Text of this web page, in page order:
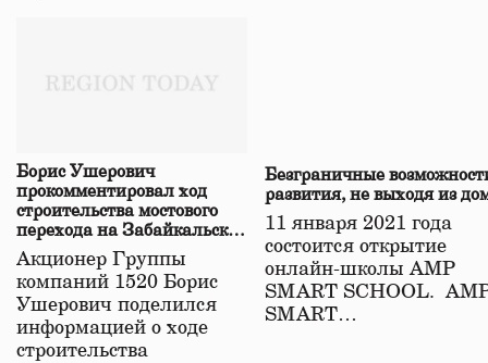
Борис Ушерович
прокомментировал ход
строительства мостового
перехода на Забайкальской
железной дороге
Акционер Группы
компаний 1520 Борис
Ушерович поделился
информацией о ходе
строительства
Безграничные
развития, не выходя из
11 января 2021 года
состоится открытие
онлайн-школы АМР
SMART SCHOOL.
SMART…